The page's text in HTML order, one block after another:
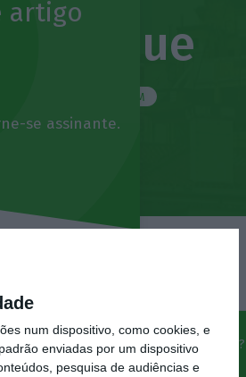
num dispositivo, como cookies, e
enviadas por um dispositivo
pesquisa de audiências e
por que
PREMIUM
artigo
se assinante.
.
Quanto é que a prestação subiu?